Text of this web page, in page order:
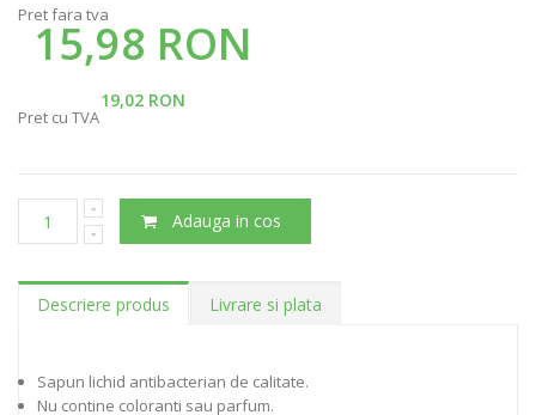
Pret fara tva
15,98 RON
19,02 RON
Pret cu TVA
Adauga in cos
Descriere produs Livrare si plata
Sapun lichid antibacterian de calitate.
Nu contine coloranti sau parfum.